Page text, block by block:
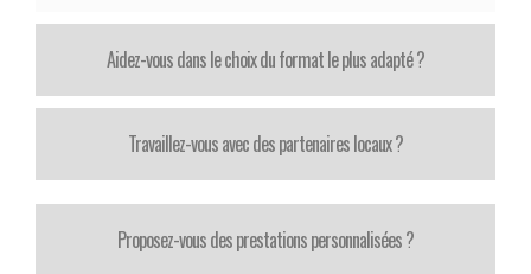
Aidez-vous dans le choix du format le plus adapté ?
Travaillez-vous avec des partenaires locaux ?
Proposez-vous des prestations personnalisées ?